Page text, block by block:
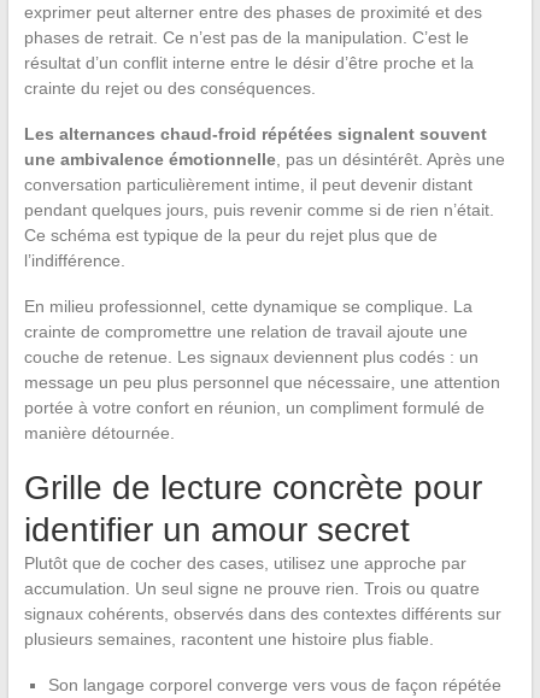
exprimer peut alterner entre des phases de proximité et des
phases de retrait. Ce n’est pas de la manipulation. C’est le
résultat d’un conflit interne entre le désir d’être proche et la
crainte du rejet ou des conséquences.
Les alternances chaud-froid répétées signalent souvent
une ambivalence émotionnelle, pas un désintérêt. Après une
conversation particulièrement intime, il peut devenir distant
pendant quelques jours, puis revenir comme si de rien n’était.
Ce schéma est typique de la peur du rejet plus que de
l’indifférence.
En milieu professionnel, cette dynamique se complique. La
crainte de compromettre une relation de travail ajoute une
couche de retenue. Les signaux deviennent plus codés : un
message un peu plus personnel que nécessaire, une attention
portée à votre confort en réunion, un compliment formulé de
manière détournée.
Grille de lecture concrète pour
identifier un amour secret
Plutôt que de cocher des cases, utilisez une approche par
accumulation. Un seul signe ne prouve rien. Trois ou quatre
signaux cohérents, observés dans des contextes différents sur
plusieurs semaines, racontent une histoire plus fiable.
Son langage corporel converge vers vous de façon répétée